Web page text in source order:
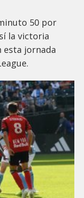
50 por
la victoria
esta jornada